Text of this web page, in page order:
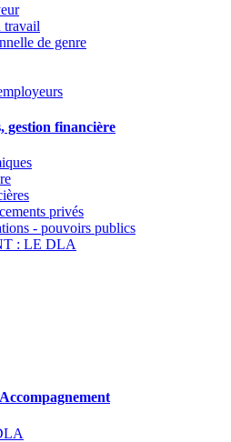
travail
de genre
gestion financière
privés
- pouvoirs publics
: LE DLA